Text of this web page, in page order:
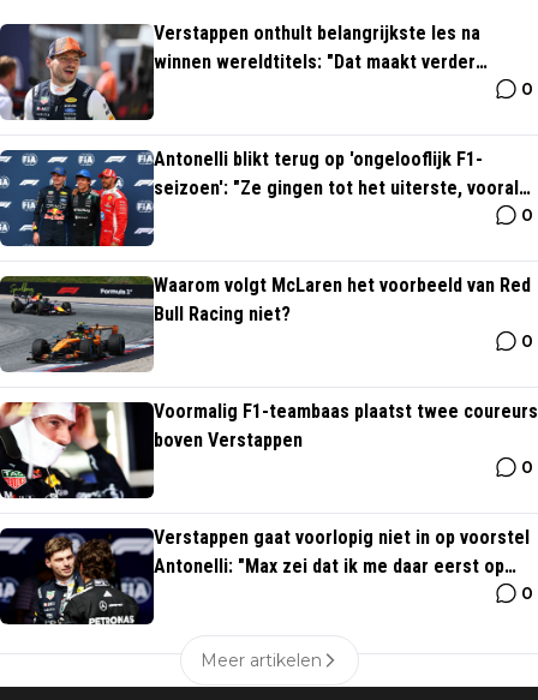
Verstappen onthult belangrijkste les na
winnen wereldtitels: "Dat maakt verder
0
Antonelli blikt terug op 'ongelooflijk F1-
seizoen': "Ze gingen tot het uiterste, vooral
0
Waarom volgt McLaren het voorbeeld van Red
Bull Racing niet?
0
Voormalig F1-teambaas plaatst twee coureurs
boven Verstappen
0
Verstappen gaat voorlopig niet in op voorstel
Antonelli: "Max zei dat ik me daar eerst op
0
Meer artikelen